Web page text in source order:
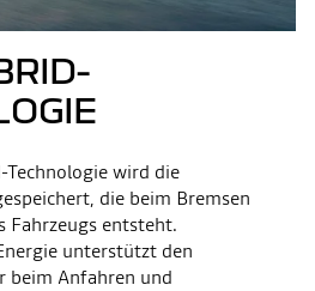
wird die
die beim Bremsen
Fahrzeugs entsteht.
unterstützt den
beim Anfahren und